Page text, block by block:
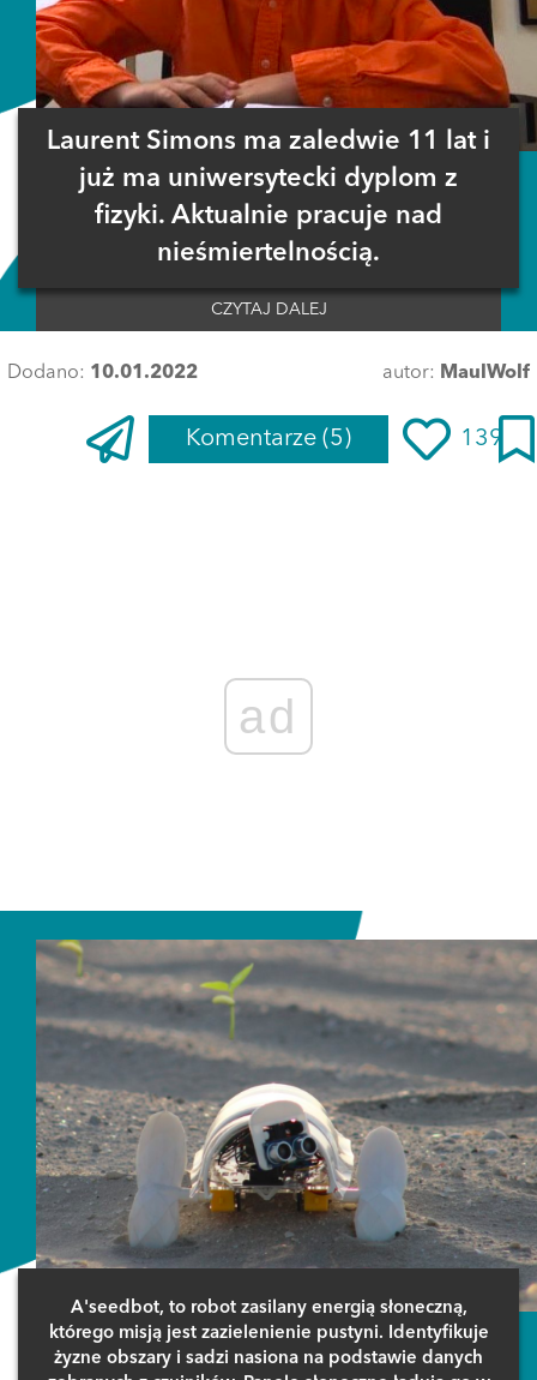
Laurent Simons ma zaledwie 11 lat i
już ma uniwersytecki dyplom z
fizyki. Aktualnie pracuje nad
nieśmiertelnością.
CZYTAJ DALEJ
Dodano: 10.01.2022 autor: MaulWolf
Komentarze (5) 139
ad
A'seedbot, to robot zasilany energią słoneczną,
którego misją jest zazielenienie pustyni. Identyfikuje
żyzne obszary i sadzi nasiona na podstawie danych